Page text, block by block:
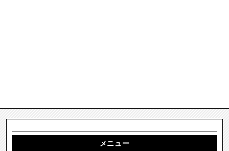
メニュー